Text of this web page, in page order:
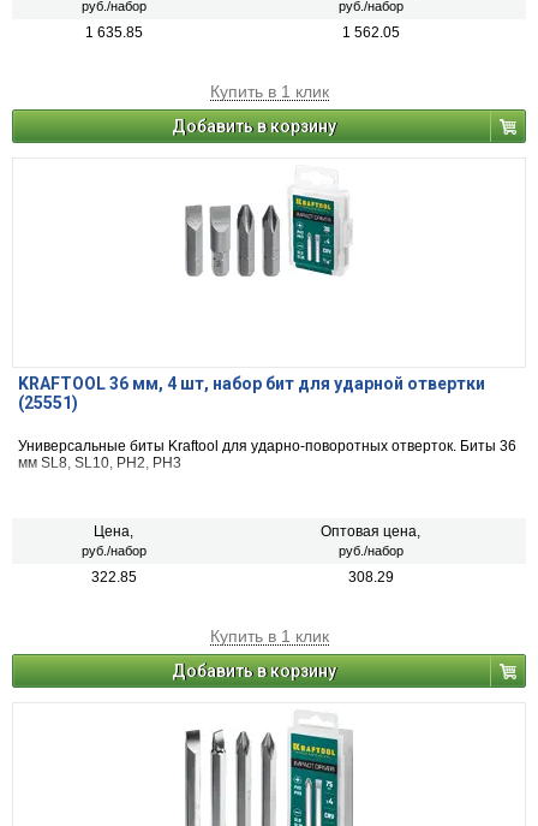
руб./набор руб./набор
1 635.85 1 562.05
Купить в 1 клик
Добавить в корзину
KRAFTOOL 36 мм, 4 шт, набор бит для ударной отвертки
(25551)
Универсальные биты Kraftool для ударно-поворотных отверток. Биты 36
мм SL8, SL10, PH2, PH3
Цена,
руб./набор
Оптовая цена,
руб./набор
322.85 308.29
Купить в 1 клик
Добавить в корзину